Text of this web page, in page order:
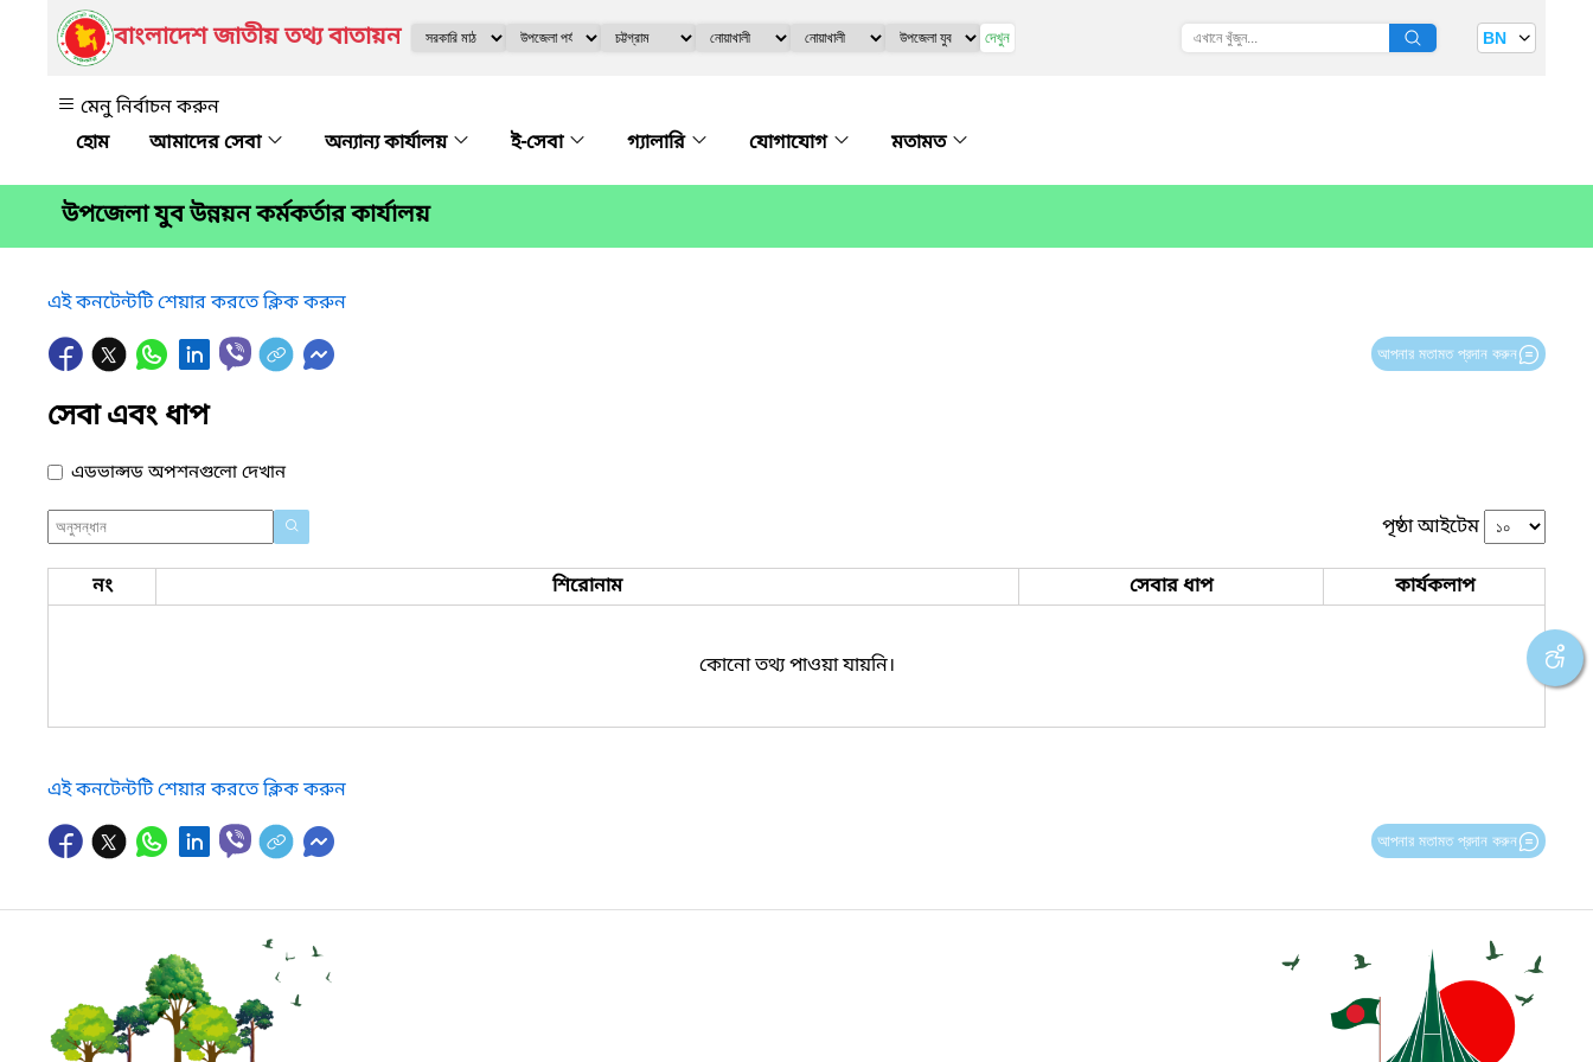
বাংলাদেশ জাতীয় তথ্য বাতায়ন দেখুন BN
মেনু নির্বাচন করুন
আমাদের সেবা
অন্যান্য কার্যালয় ই-সেবা গ্যালারি যোগাযোগ মতামত
উপজেলা যুব উন্নয়ন কর্মকর্তার কার্যালয়
এই কনটেন্টটি শেয়ার করতে ক্লিক করুন
আপনার মতামত প্রদান করুন
সেবা এবং ধাপ
এডভান্সড অপশনগুলো দেখান
পৃষ্ঠা আইটেম
নং শিরোনাম সেবার ধাপ কার্যকলাপ
কোনো তথ্য পাওয়া যায়নি।
এই কনটেন্টটি শেয়ার করতে ক্লিক করুন
আপনার মতামত প্রদান করুন